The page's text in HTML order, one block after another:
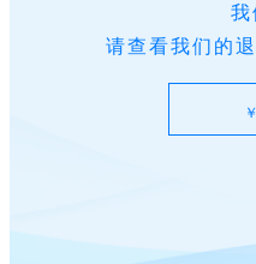
我
请查看我们的
￥